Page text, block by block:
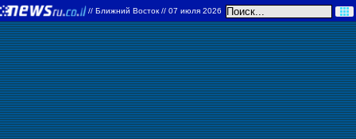
// Ближний Восток // 07 июля 2026